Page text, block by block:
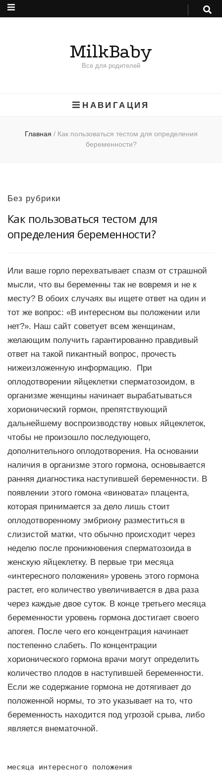
MilkBaby
Все для родителей
НАВИГАЦИЯ
Главная / Как пользоваться тестом для определения
беременности?
Без рубрики
Как пользоваться тестом для
определения беременности?
Или ваше горло перехватывает спазм от страшной
мысли, что вы беременны так не вовремя и не к
месту? В обоих случаях вы ищете ответ на один и
тот же вопрос: «В интересном вы положении или
нет?». Наш сайт советует всем женщинам,
желающим получить гарантированно правдивый
ответ на такой пикантный вопрос, прочесть
нижеизложенную информацию. При
оплодотворении яйцеклетки сперматозоидом, в
организме женщины начинает вырабатываться
хорионический гормон, препятствующий
дальнейшему воспроизводству новых яйцеклеток,
чтобы не произошло последующего,
дополнительного оплодотворения. На основании
наличия в организме этого гормона, основывается
ранняя диагностика наступившей беременности. В
появлении этого гомона «виновата» плацента,
которая принимается за дело лишь стоит
оплодотворенному эмбриону разместиться в
слизистой матки, что обычно происходит через
неделю после проникновения сперматозоида в
женскую яйцеклетку. В первые три месяца
«интересного положения» уровень этого гормона
растет, его количество увеличивается в два раза
через каждые двое суток. В конце третьего месяца
беременности уровень гормона достигает своего
апогея. После чего его концентрация начинает
постепенно слабеть. По концентрации
хорионического гормона врачи могут определить
количество плодов в наступившей беременности.
Если же содержание гормона не дотягивает до
положенной нормы, то это указывает на то, что
беременность находится под угрозой срыва, либо
является внематочной.
месяца интересного положения